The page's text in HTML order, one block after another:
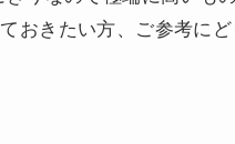
おきたい方、ご参考にど